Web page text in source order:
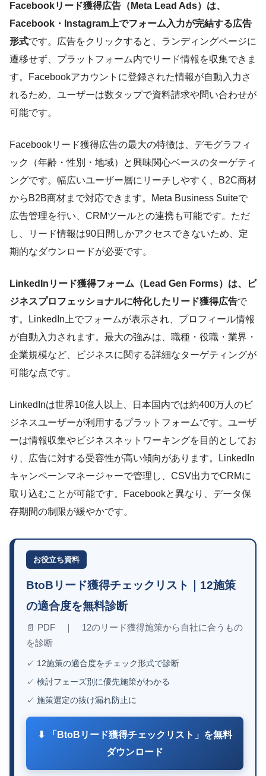
Facebookリード獲得広告（Meta Lead Ads）は、
Facebook・Instagram上でフォーム入力が完結する広告
形式です。広告をクリックすると、ランディングページに
遷移せず、プラットフォーム内でリード情報を収集できま
す。Facebookアカウントに登録された情報が自動入力さ
れるため、ユーザーは数タップで資料請求や問い合わせが
可能です。
Facebookリード獲得広告の最大の特徴は、デモグラフィ
ック（年齢・性別・地域）と興味関心ベースのターゲティ
ングです。幅広いユーザー層にリーチしやすく、B2C商材
からB2B商材まで対応できます。Meta Business Suiteで
広告管理を行い、CRMツールとの連携も可能です。ただ
し、リード情報は90日間しかアクセスできないため、定
期的なダウンロードが必要です。
LinkedInリード獲得フォーム（Lead Gen Forms）は、ビ
ジネスプロフェッショナルに特化したリード獲得広告で
す。LinkedIn上でフォームが表示され、プロフィール情報
が自動入力されます。最大の強みは、職種・役職・業界・
企業規模など、ビジネスに関する詳細なターゲティングが
可能な点です。
LinkedInは世界10億人以上、日本国内では約400万人のビ
ジネスユーザーが利用するプラットフォームです。ユーザ
ーは情報収集やビジネスネットワーキングを目的としてお
り、広告に対する受容性が高い傾向があります。LinkedIn
キャンペーンマネージャーで管理し、CSV出力でCRMに
取り込むことが可能です。Facebookと異なり、データ保
存期間の制限が緩やかです。
お役立ち資料
BtoBリード獲得チェックリスト｜12施策
の適合度を無料診断
📄 PDF ｜ 12のリード獲得施策から自社に合うもの
を診断
✓ 12施策の適合度をチェック形式で診断
✓ 検討フェーズ別に優先施策がわかる
✓ 施策選定の抜け漏れ防止に
⬇ 「BtoBリード獲得チェックリスト」を無料
ダウンロード